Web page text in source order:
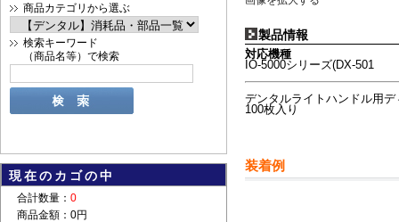
商品カテゴリから選ぶ
検索キーワード
（商品名等）で検索
現在のカゴの中
合計数量： 0
商品金額： 0円
製品情報
対応機種
IO-5000シリーズ(DX-501
デンタルライトハンドル用デ
100枚入り
装着例